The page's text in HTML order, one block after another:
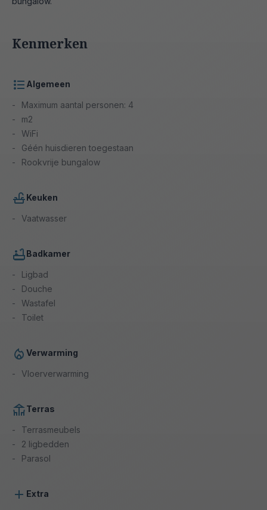
Kenmerken
Algemeen
Maximum aantal personen: 4
m2
WiFi
Géén huisdieren toegestaan
Rookvrije bungalow
Keuken
Vaatwasser
Badkamer
Ligbad
Douche
Wastafel
Toilet
Verwarming
Vloerverwarming
Terras
Terrasmeubels
2 ligbedden
Parasol
Extra